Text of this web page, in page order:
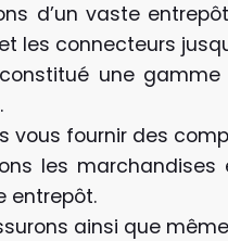
d’un vaste
les connecteurs
une
vous fournir des
les
entrepôt.
ainsi que